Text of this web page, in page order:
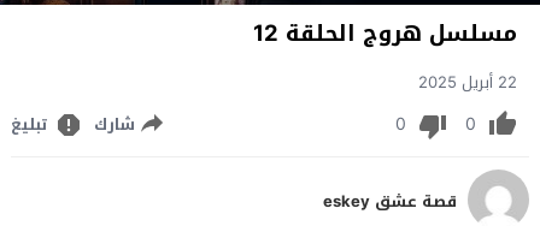
مسلسل هروج الحلقة 12
22 أبريل 2025
0
0 شارك تبليغ
قصة عشق eskey